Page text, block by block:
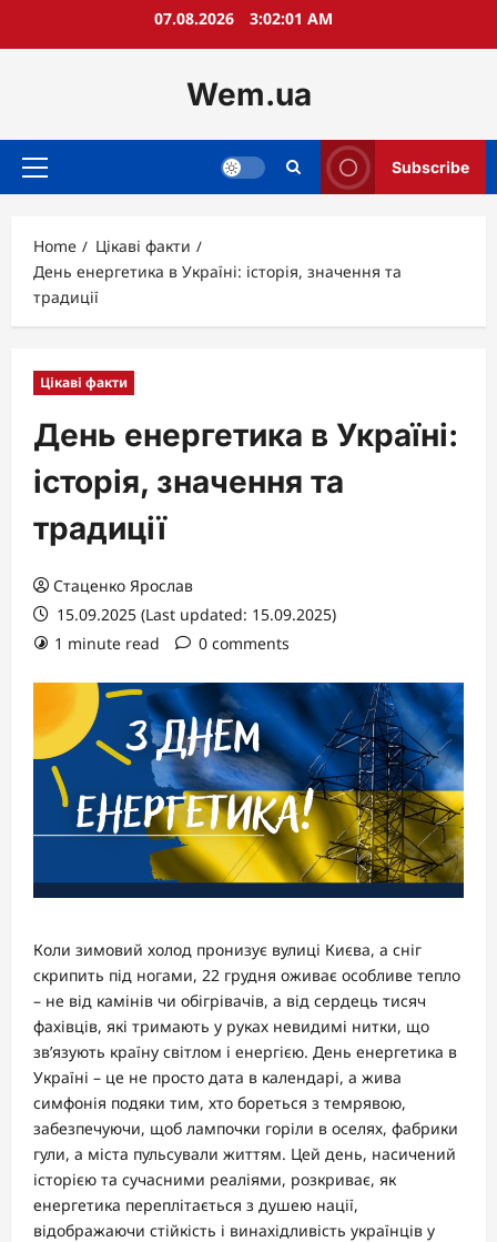
07.08.2026 3:02:02 AM
Wem.ua
Primary
Subscribe
Home
Цікаві факти
День енергетика в Україні: історія, значення та
традиції
Цікаві факти
День енергетика в Україні:
історія, значення та
традиції
Стаценко Ярослав
15.09.2025 (Last updated: 15.09.2025)
1 minute read
0 comments
Коли зимовий холод пронизує вулиці Києва, а сніг
скрипить під ногами, 22 грудня оживає особливе тепло
– не від камінів чи обігрівачів, а від сердець тисяч
фахівців, які тримають у руках невидимі нитки, що
зв’язують країну світлом і енергією. День енергетика в
Україні – це не просто дата в календарі, а жива
симфонія подяки тим, хто бореться з темрявою,
забезпечуючи, щоб лампочки горіли в оселях, фабрики
гули, а міста пульсували життям. Цей день, насичений
історією та сучасними реаліями, розкриває, як
енергетика переплітається з душею нації,
відображаючи стійкість і винахідливість українців у